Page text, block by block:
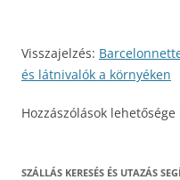
Visszajelzés:
és látnivalók a környéken
Hozzászólások
SZÁLLÁS KERESÉS ÉS UTAZÁS